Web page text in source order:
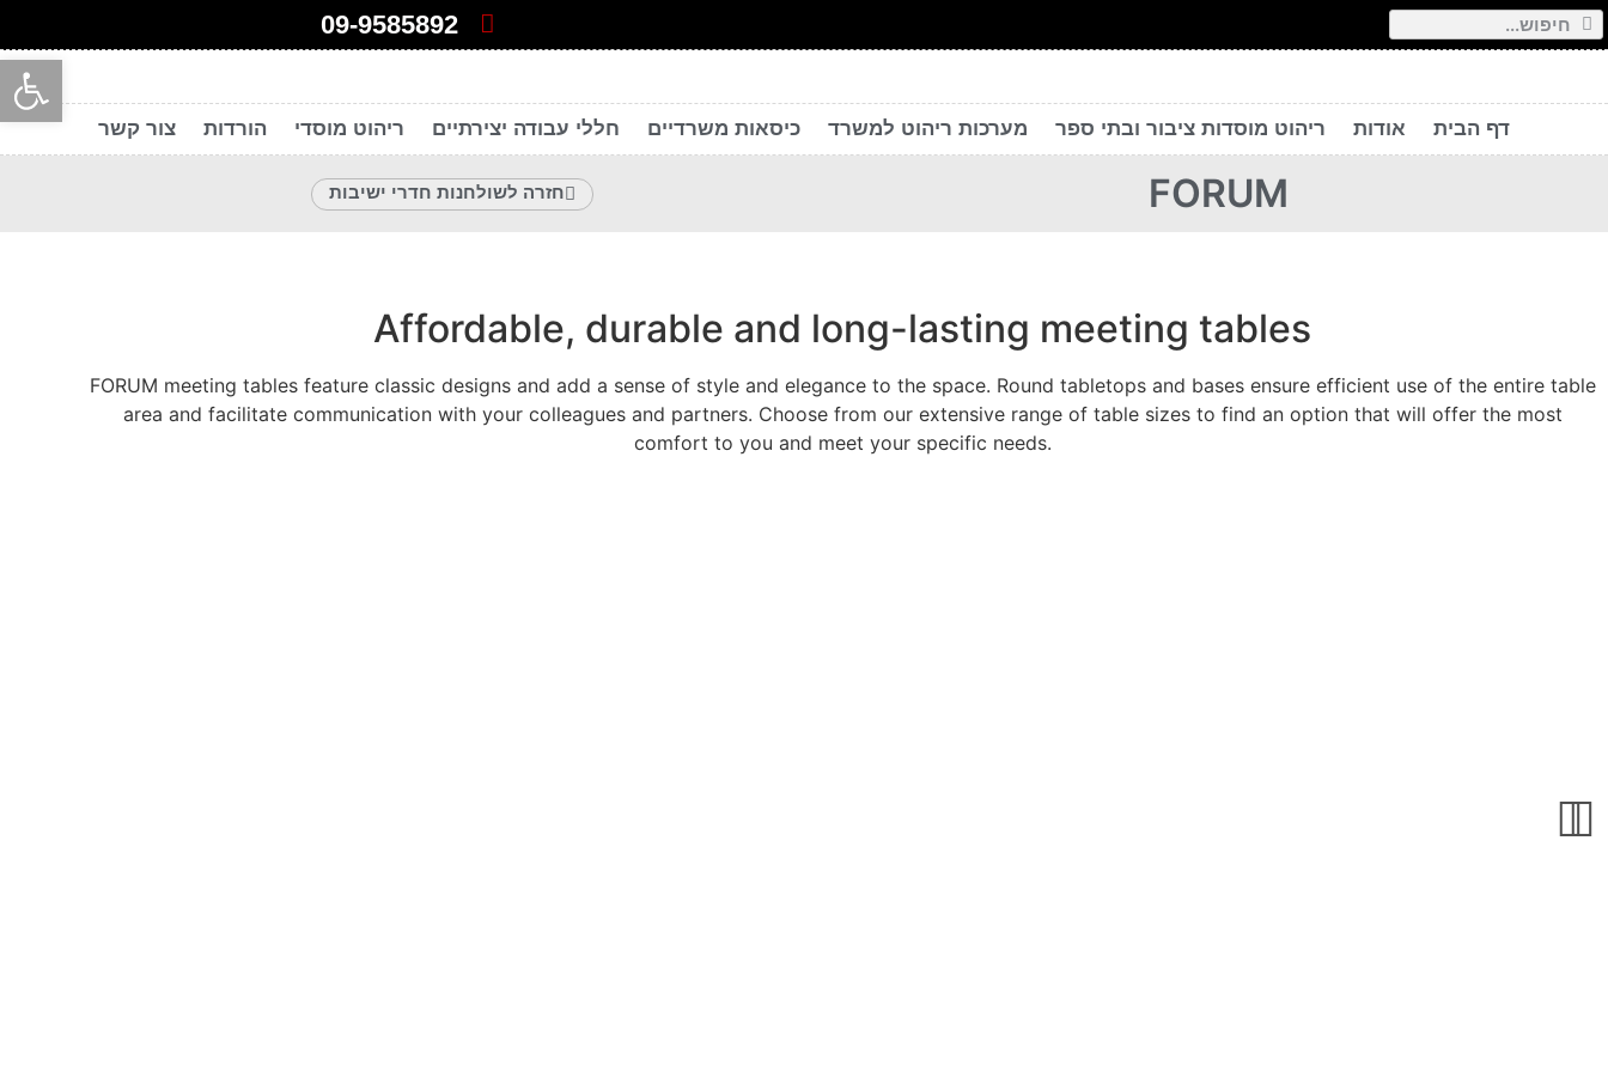
09-9585892
דף הבית אודות ריהוט מוסדות ציבור ובתי ספר מערכות ריהוט למשרד כיסאות משרדיים חללי עבודה יצירתיים ריהוט מוסדי הורדות צור קשר
FORUM חזרה לשולחנות חדרי ישיבות
Affordable, durable and long-lasting meeting tables
FORUM meeting tables feature classic designs and add a sense of style and elegance to the space. Round tabletops and bases ensure efficient use of the entire table
area and facilitate communication with your colleagues and partners. Choose from our extensive range of table sizes to find an option that will offer the most
comfort to you and meet your specific needs.
פתח